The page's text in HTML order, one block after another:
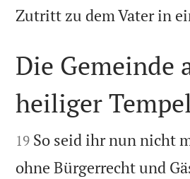
Zutritt zu dem Vater in

Die Gemeinde
heiliger

19 So seid ihr nun nicht
ohne Bürgerrecht und